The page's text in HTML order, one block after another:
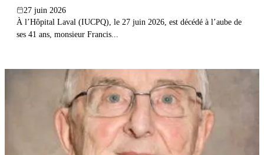
27 juin 2026
À l’Hôpital Laval (IUCPQ), le 27 juin 2026, est décédé à l’aube de
ses 41 ans, monsieur Francis...